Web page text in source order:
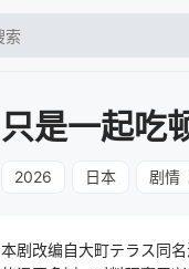
只是一起吃
2026 日本 剧情
本剧改编自大町テラス同